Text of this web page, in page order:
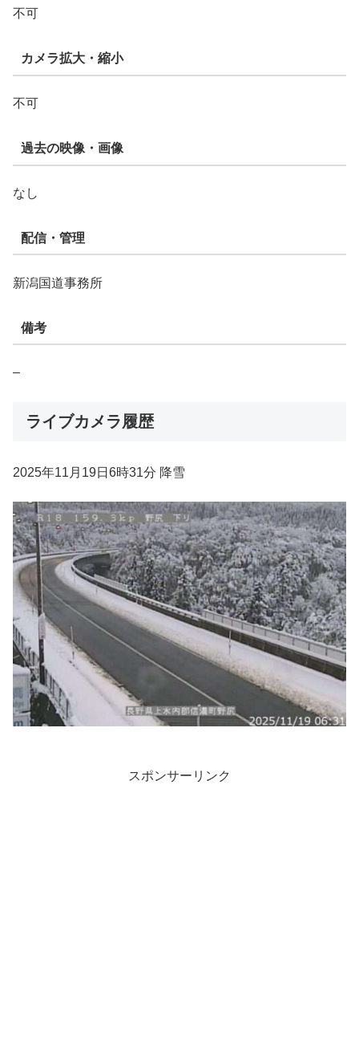
不可
カメラ拡大・縮小
不可
過去の映像・画像
なし
配信・管理
新潟国道事務所
備考
–
ライブカメラ履歴
2025年11月19日6時31分 降雪
スポンサーリンク